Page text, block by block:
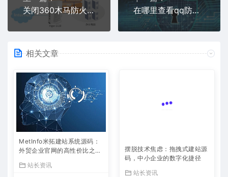
关闭360木马防火墙在哪
在哪里查看qq防火墙
相关文章
MetInfo米拓建站系统源码：
外贸企业官网的高性价比之
站长资讯
摆脱技术焦虑：拖拽式建站源
码，中小企业的数字化捷径
站长资讯